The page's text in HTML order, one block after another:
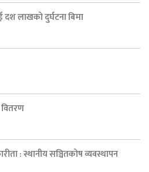
लाखको दुर्घटना बिमा
: स्थानीय सञ्चितकोष व्यवस्थापन